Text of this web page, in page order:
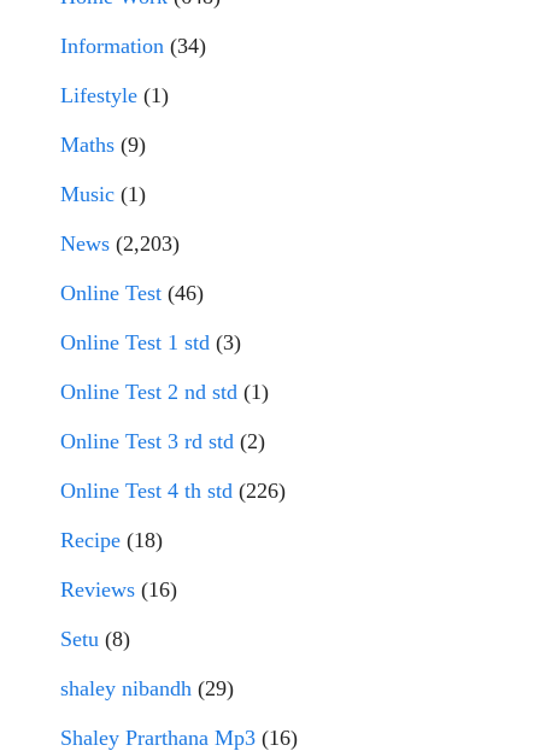
Information (34)
Lifestyle (1)
Maths (9)
Music (1)
News (2,203)
Online Test (46)
Online Test 1 std (3)
Online Test 2 nd std (1)
Online Test 3 rd std (2)
Online Test 4 th std (226)
Recipe (18)
Reviews (16)
Setu (8)
shaley nibandh (29)
Shaley Prarthana Mp3 (16)